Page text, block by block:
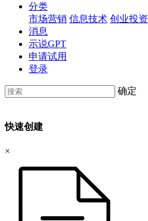
分类
市场营销 信息技术 创业投资
消息
示说GPT
申请试用
登录
确定
快速创建
×